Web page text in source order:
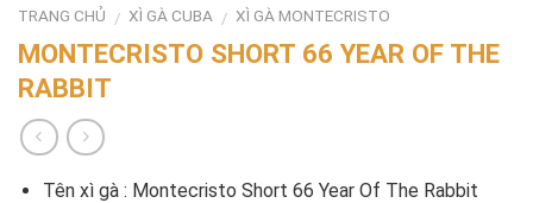
TRANG CHỦ / XÌ GÀ CUBA / XÌ GÀ MONTECRISTO
MONTECRISTO SHORT 66 YEAR OF THE
RABBIT
Tên xì gà : Montecristo Short 66 Year Of The Rabbit